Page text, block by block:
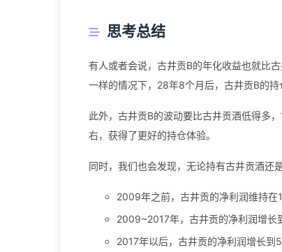
思考总结
有人或者会说，古井贡B的年化收益也就比
一样的情况下，28年8个月后，古井贡B的
此外，古井贡B的波动要比古井贡酒低得多
右，获得了更好的持仓体验。
同时，我们也会发现，无论持有古井贡酒还
2009年之前，古井贡的净利润维持在
2009~2017年，古井贡的净利润增长
2017年以后，古井贡的净利润增长到